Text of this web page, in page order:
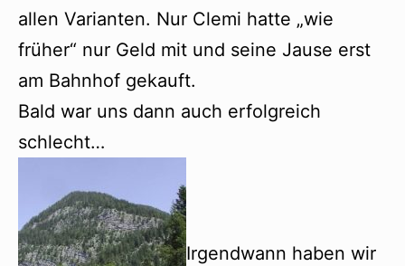
allen Varianten. Nur Clemi hatte „wie
früher“ nur Geld mit und seine Jause erst
am Bahnhof gekauft.
Bald war uns dann auch erfolgreich
schlecht…
Irgendwann haben wir